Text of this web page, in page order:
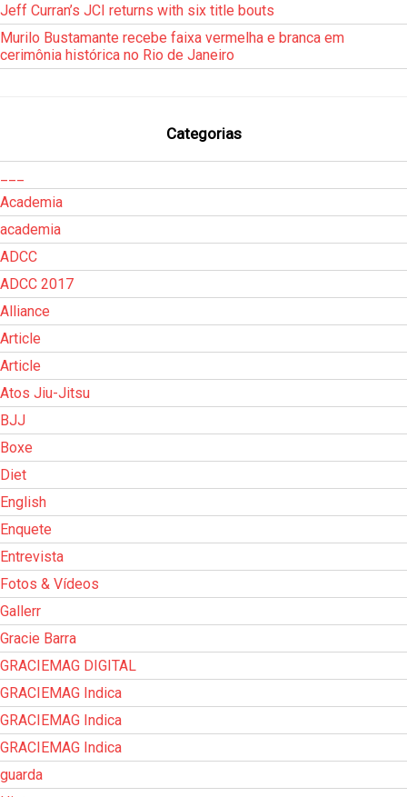
Jeff Curran’s JCI returns with six title bouts
Murilo Bustamante recebe faixa vermelha e branca em
cerimônia histórica no Rio de Janeiro
Categorias
Academia
academia
ADCC
ADCC 2017
Alliance
Article
Article
Atos Jiu-Jitsu
BJJ
Boxe
Diet
English
Enquete
Entrevista
Fotos & Vídeos
Gallerr
Gracie Barra
GRACIEMAG DIGITAL
GRACIEMAG Indica
GRACIEMAG Indica
GRACIEMAG Indica
guarda